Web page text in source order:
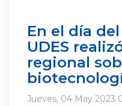
En el día
UDES
regional
Jueves, 04 May 2023